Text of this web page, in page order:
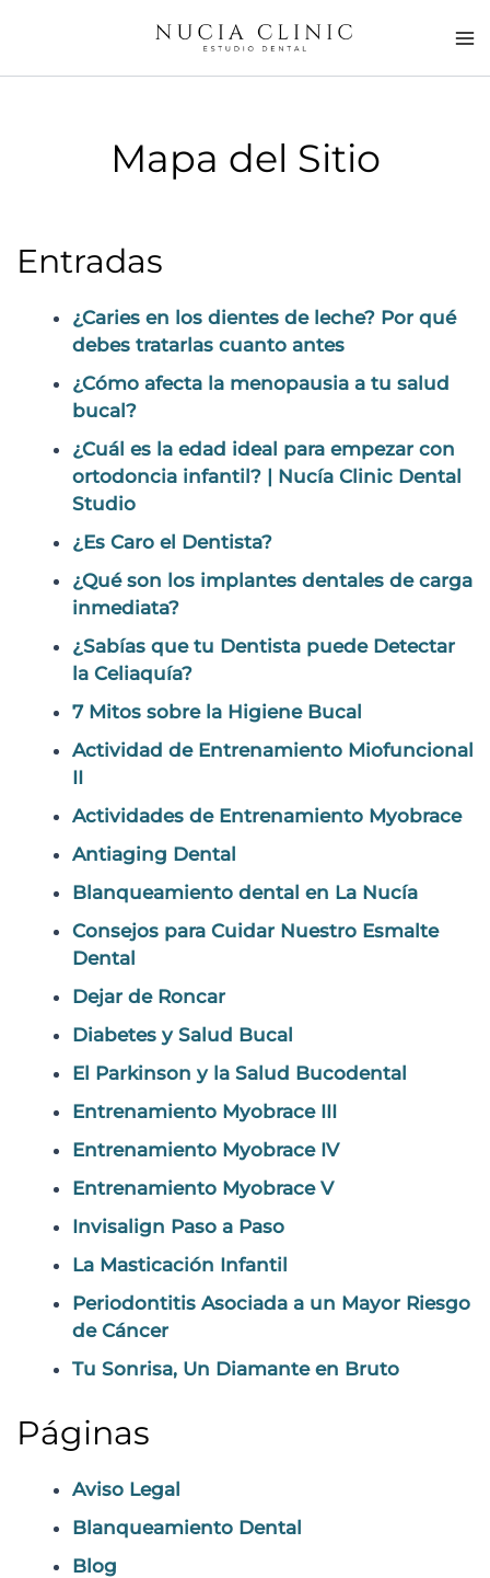
Mapa del Sitio
Entradas
¿Caries en los dientes de leche? Por qué
debes tratarlas cuanto antes
¿Cómo afecta la menopausia a tu salud
bucal?
¿Cuál es la edad ideal para empezar con
ortodoncia infantil? | Nucía Clinic Dental
Studio
¿Es Caro el Dentista?
¿Qué son los implantes dentales de carga
inmediata?
¿Sabías que tu Dentista puede Detectar
la Celiaquía?
7 Mitos sobre la Higiene Bucal
Actividad de Entrenamiento Miofuncional
II
Actividades de Entrenamiento Myobrace
Antiaging Dental
Blanqueamiento dental en La Nucía
Consejos para Cuidar Nuestro Esmalte
Dental
Dejar de Roncar
Diabetes y Salud Bucal
El Parkinson y la Salud Bucodental
Entrenamiento Myobrace III
Entrenamiento Myobrace IV
Entrenamiento Myobrace V
Invisalign Paso a Paso
La Masticación Infantil
Periodontitis Asociada a un Mayor Riesgo
de Cáncer
Tu Sonrisa, Un Diamante en Bruto
Páginas
Aviso Legal
Blanqueamiento Dental
Blog